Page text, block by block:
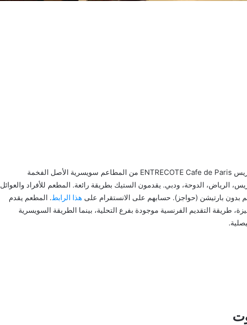
يعتبر مطعم انتركوت كافيه دي باريس ENTRECOTE Cafe de Paris من المطاعم سويسرية الأصل الفخمة
الرياض، الدوحة، ودبي. يقدمون الستيك بطريقة رائعة. المطعم للأفراد والعوائل
بدون بارتيشن (حواجز). حسابهم على الانستقرام على هذا الرابط. المطعم يقدم
طريقة التقديم الفرنسية موجودة بفرع التحلية، بينما الطريقة السويسرية